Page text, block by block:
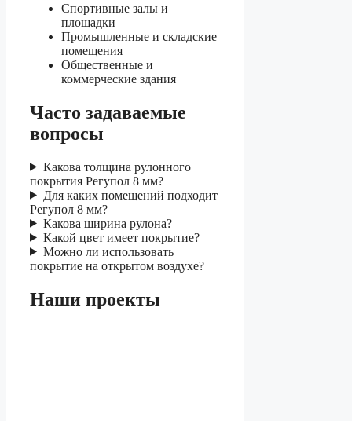
Спортивные залы и
площадки
Промышленные и складские
помещения
Общественные и
коммерческие здания
Часто задаваемые
вопросы
Какова толщина рулонного
покрытия Регупол 8 мм?
Для каких помещений подходит
Регупол 8 мм?
Какова ширина рулона?
Какой цвет имеет покрытие?
Можно ли использовать
покрытие на открытом воздухе?
Наши проекты